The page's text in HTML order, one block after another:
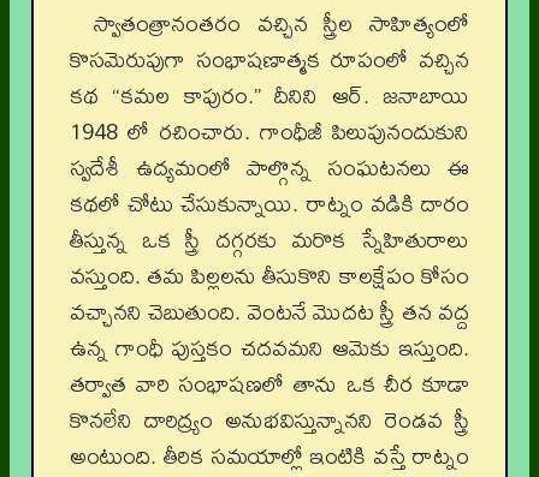
స్వాతంత్రానంతరం వచ్చిన స్త్రీల సాహిత్యంలో
కొసమెరుపుగా సంభాషణాత్మక రూపంలో వచ్చిన
కథ “కమల కాపురం.” దీనిని ఆర్. జనాబాయి
1948 లో రచించారు. గాంధీజీ పిలుపునందుకుని
స్వదేశీ ఉద్యమంలో పాల్గొన్న సంఘటనలు ఈ
కథలో చోటు చేసుకున్నాయి. రాట్నం వడికి దారం
తీస్తున్న ఒక స్త్రీ దగ్గరకు మరొక స్నేహితురాలు
వస్తుంది. తమ పిల్లలను తీసుకొని కాలక్షేపం కోసం
వచ్చానని చెబుతుంది. వెంటనే మొదట స్త్రీ తన వద్ద
ఉన్న గాంధీ పుస్తకం చదవమని ఆమెకు ఇస్తుంది.
తర్వాత వారి సంభాషణలో తాను ఒక చీర కూడా
కొనలేని దారిద్ర్యం అనుభవిస్తున్నానని రెండవ స్త్రీ
అంటుంది. తీరిక సమయాల్లో ఇంటికి వస్తే రాట్నం